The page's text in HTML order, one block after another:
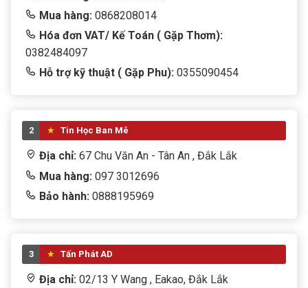
Mua hàng: 0868208014
Hóa đơn VAT/ Kế Toán ( Gặp Thơm):
0382484097
Hỗ trợ kỹ thuật ( Gặp Phu): 0355090454
2 Tin Học Ban Mê
Địa chỉ: 67 Chu Văn An - Tân An , Đắk Lắk
Mua hàng: 097 3012696
Bảo hành: 0888195969
3 Tấn Phát AD
Địa chỉ: 02/13 Y Wang , Eakao, Đắk Lắk